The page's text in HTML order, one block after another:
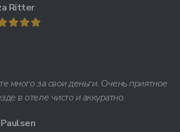
Ritter
много за свои деньги. Очень приятное
в отеле чисто и аккуратно.